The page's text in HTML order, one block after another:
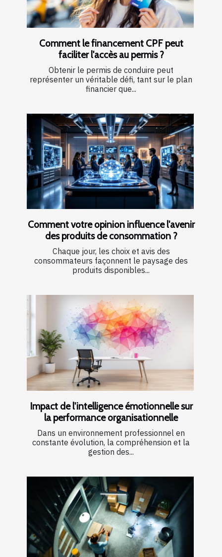
Comment le financement CPF peut
faciliter l'accès au permis ?
Obtenir le permis de conduire peut
représenter un véritable défi, tant sur le plan
financier que...
Comment votre opinion influence l'avenir
des produits de consommation ?
Chaque jour, les choix et avis des
consommateurs façonnent le paysage des
produits disponibles...
Impact de l'intelligence émotionnelle sur
la performance organisationnelle
Dans un environnement professionnel en
constante évolution, la compréhension et la
gestion des...